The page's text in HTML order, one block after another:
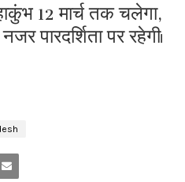
12 मार्च तक चलेगा,
पारदर्शिता पर रहेगी।